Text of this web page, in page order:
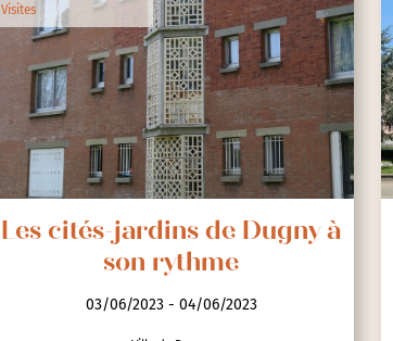
Visites
Les cités-jardins de Dugny à
son rythme
03/06/2023 - 04/06/2023